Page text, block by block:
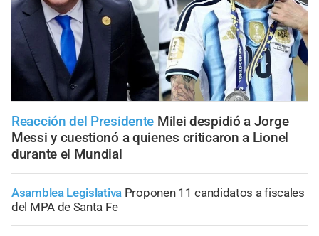
Reacción del Presidente Milei despidió a Jorge
Messi y cuestionó a quienes criticaron a Lionel
durante el Mundial
Asamblea Legislativa Proponen 11 candidatos a fiscales
del MPA de Santa Fe